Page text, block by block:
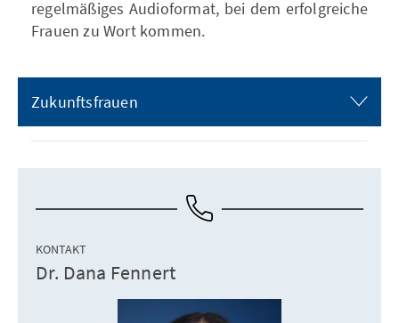
regelmäßiges Audioformat, bei dem erfolgreiche
Frauen zu Wort kommen.
Zukunftsfrauen
KONTAKT
Dr. Dana Fennert